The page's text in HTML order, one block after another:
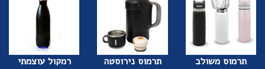
תרמוס משולב
תרמוס נירוסטה
רמקול עוצמתי